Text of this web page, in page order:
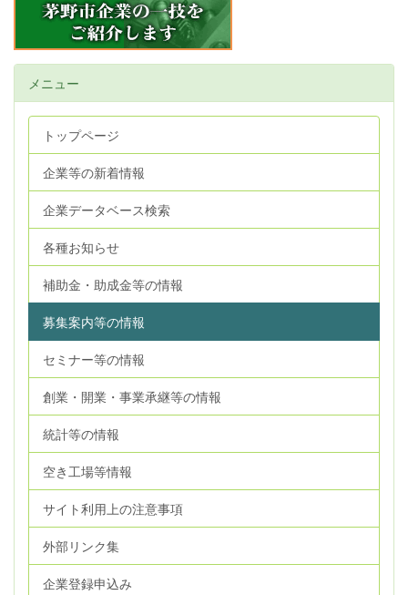
メニュー
トップページ
企業等の新着情報
企業データベース検索
各種お知らせ
補助金・助成金等の情報
募集案内等の情報
セミナー等の情報
創業・開業・事業承継等の情報
統計等の情報
空き工場等情報
サイト利用上の注意事項
外部リンク集
企業登録申込み